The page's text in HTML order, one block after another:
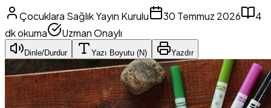
Çocuklara Sağlık Yayın Kurulu 30 Temmuz 2026
4
dk okuma
Uzman Onaylı
Dinle/Durdur Yazı Boyutu (N) Yazdır